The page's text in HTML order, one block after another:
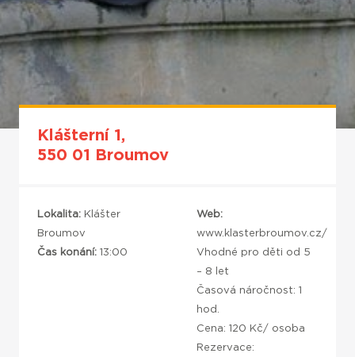
Klášterní 1,
550 01 Broumov
Lokalita: Klášter
Broumov
Čas konání: 13:00
Web:
www.klasterbroumov.cz/
Vhodné pro děti od 5
– 8 let
Časová náročnost: 1
hod.
Cena: 120 Kč/ osoba
Rezervace: